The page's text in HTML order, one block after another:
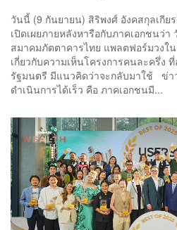
วันนี้ (9 กันยายน) สิริพงศ์ อังคสกุลเกีย
เปิดเผยภายหลังหารือกับภาคเอกชนว่
สมาคมภัตตาคารไทย แพลตฟอร์มวงใ
เกี่ยวกับความเห็นโครงการคนละครึ่ง
รัฐมนตรี มีแนวคิดว่าจะกลับมาใช้ ข่า
ดำเนินการได้เร็ว คือ ภาคเอกชนมี...